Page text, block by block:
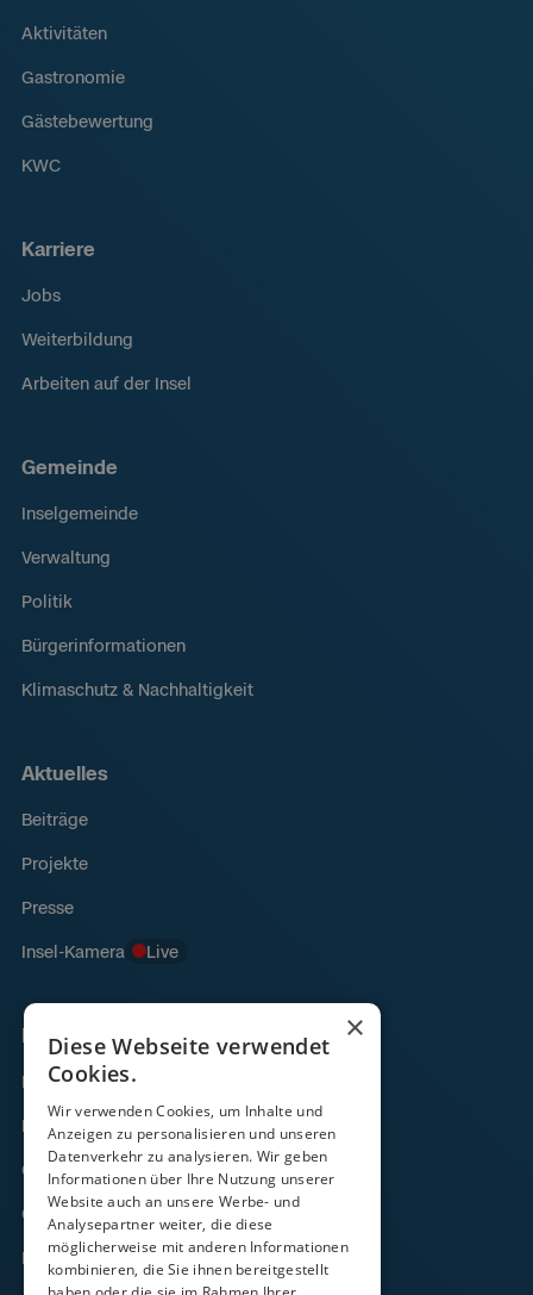
Aktivitäten
Gastronomie
Gästebewertung
KWC
Karriere
Jobs
Weiterbildung
Arbeiten auf der Insel
Gemeinde
Inselgemeinde
Verwaltung
Politik
Bürgerinformationen
Klimaschutz & Nachhaltigkeit
Aktuelles
Beiträge
Projekte
Presse
Insel-Kamera Live
Links
Fähre
Frachtverkehr
Gezeitenkalender
Onlineshop
Kontakt
×
Diese Webseite verwendet
Cookies.
Wir verwenden Cookies, um Inhalte und
Anzeigen zu personalisieren und unseren
Datenverkehr zu analysieren. Wir geben
Informationen über Ihre Nutzung unserer
Website auch an unsere Werbe- und
Analysepartner weiter, die diese
möglicherweise mit anderen Informationen
kombinieren, die Sie ihnen bereitgestellt